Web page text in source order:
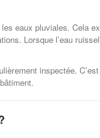
eaux pluviales. Cela
Lorsque l’eau
inspectée.